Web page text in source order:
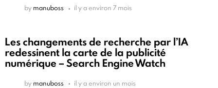
by manuboss il y a environ 7 mois
Les changements de recherche par l’IA
redessinent la carte de la publicité
numérique – Search Engine Watch
by manuboss il y a environ un mois